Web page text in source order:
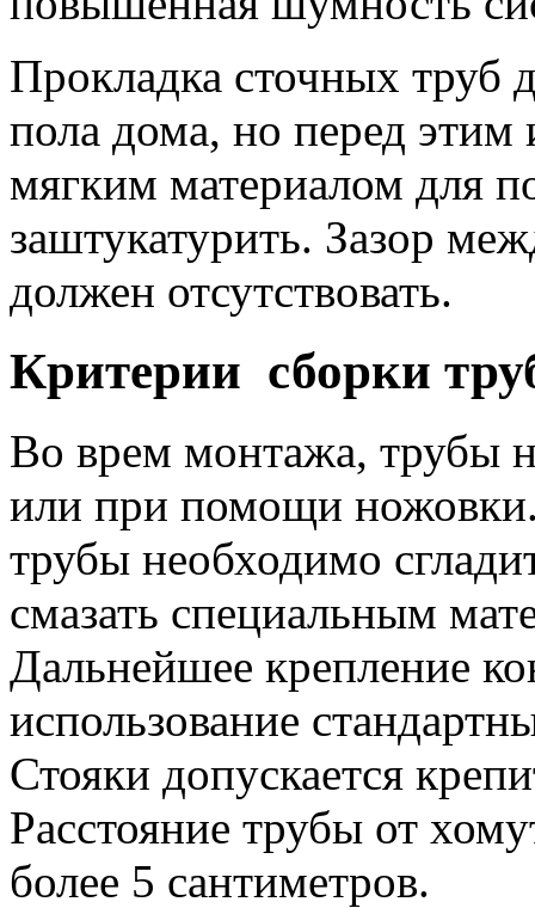
Прокладка сточных труб
пола дома, но перед
мягким материалом для
заштукатурить. Зазор
должен отсутствовать.
Критерии сборки
Во врем монтажа, трубы
или при помощи
трубы необходимо
смазать специальным
Дальнейшее крепление
использование
Стояки допускается
Расстояние трубы от
более 5 сантиметров.